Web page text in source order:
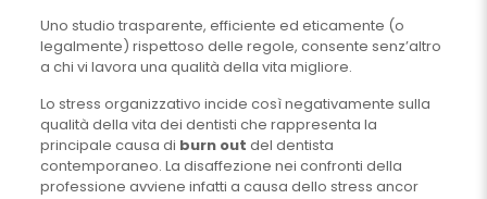
Uno studio trasparente, efficiente ed eticamente (o
legalmente) rispettoso delle regole, consente senz’altro
a chi vi lavora una qualità della vita migliore.
Lo stress organizzativo incide così negativamente sulla
qualità della vita dei dentisti che rappresenta la
principale causa di burn out del dentista
contemporaneo. La disaffezione nei confronti della
professione avviene infatti a causa dello stress ancor